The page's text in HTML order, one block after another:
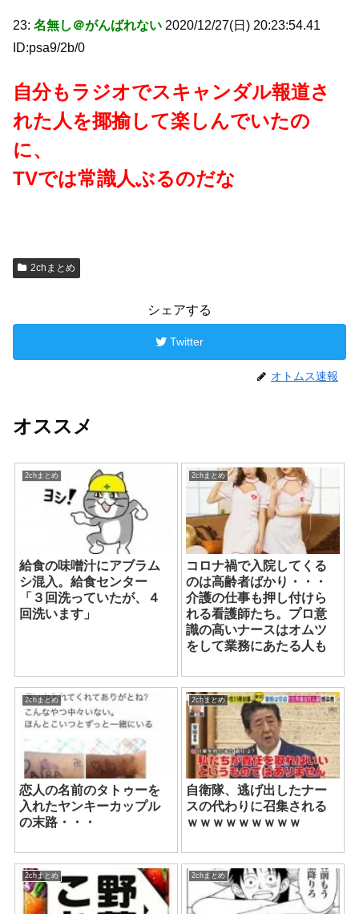
23: 名無し＠がんばれない 2020/12/27(日) 20:23:54.41
ID:psa9/2b/0
自分もラジオでスキャンダル報道さ
れた人を揶揄して楽しんでいたの
に、
TVでは常識人ぶるのだな
2chまとめ
シェアする
Twitter
オトムス速報
オススメ
2chまとめ
給食の味噌汁にアブラム
シ混入。給食センター
「３回洗っていたが、４
回洗います」
2chまとめ
コロナ禍で入院してくる
のは高齢者ばかり・・・
介護の仕事も押し付けら
れる看護師たち。プロ意
識の高いナースはオムツ
をして業務にあたる人も
2chまとめ
恋人の名前のタトゥーを
入れたヤンキーカップル
の末路・・・
2chまとめ
自衛隊、逃げ出したナー
スの代わりに召集される
ｗｗｗｗｗｗｗｗｗ
2chまとめ 2chまとめ